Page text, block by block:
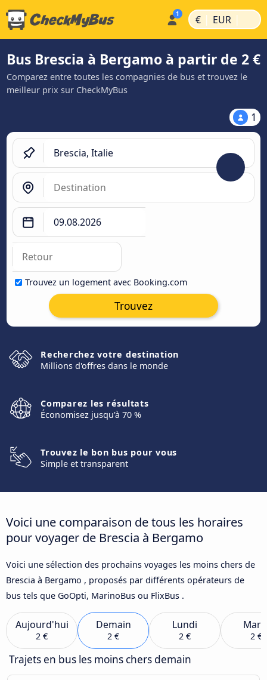
€ | EUR |
Bus Brescia à Bergamo à partir de 2 €
Comparez entre toutes les compagnies de bus et trouvez le
meilleur prix sur CheckMyBus
1
Trouvez un logement avec Booking.com
Trouvez
Recherchez votre destination
Millions d'offres dans le monde
Comparez les résultats
Économisez jusqu'à 70 %
Trouvez le bon bus pour vous
Simple et transparent
Voici une comparaison de tous les horaires
pour voyager de Brescia à Bergamo
Voici une sélection des prochains voyages les moins chers de
Brescia à Bergamo , proposés par différents opérateurs de
bus tels que GoOpti, MarinoBus ou FlixBus .
Aujourd'hui
2 €
Demain
2 €
Lundi
2 € 2 €
Trajets en bus les moins chers demain